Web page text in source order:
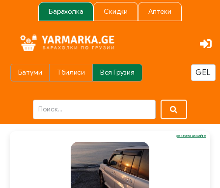
Барахолка Скидки Аптеки
Батуми Тбилиси Вся Грузия
реклама на сайте